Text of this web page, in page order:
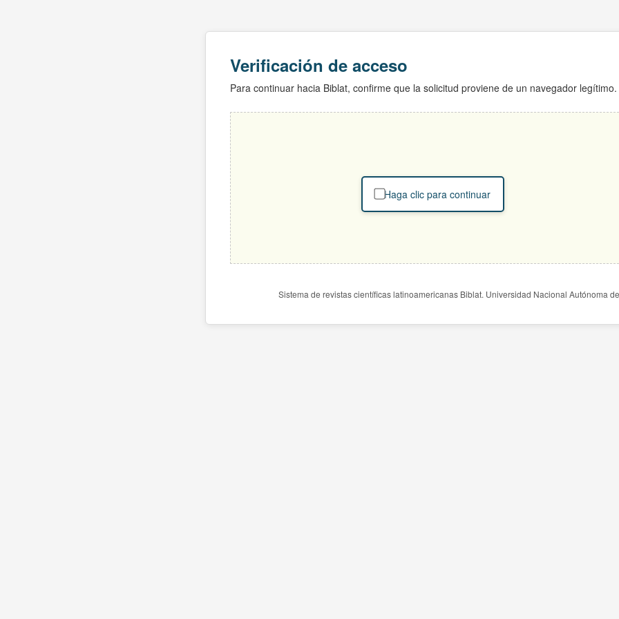
Verificación de acceso
Para continuar hacia Biblat, confirme que la solicitud proviene de un navegador legítimo.
Haga clic para continuar
Sistema de revistas científicas latinoamericanas Biblat. Universidad Nacional Autónoma